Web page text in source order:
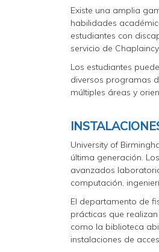
Existe una amplia
habilidades
estudiantes con
servicio de
Los estudiantes
diversos programas
múltiples áreas y
University of
última generación.
avanzados
computación,
El departamento de
prácticas que
como la biblioteca
instalaciones de